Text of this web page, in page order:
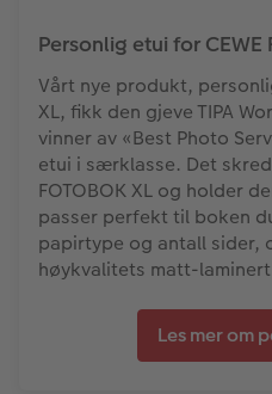
Personlig etui for CEWE
Vårt nye produkt,
XL, fikk den gjeve TIPA
vinner av «Best Photo
etui i særklasse. Det
FOTOBOK XL og holder
passer perfekt til boken
papirtype og antall sider,
høykvalitets matt-
Les mer om